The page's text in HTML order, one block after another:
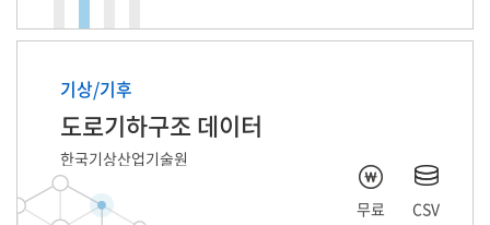
기상/기후
도로기하구조 데이터
한국기상산업기술원
무료 CSV